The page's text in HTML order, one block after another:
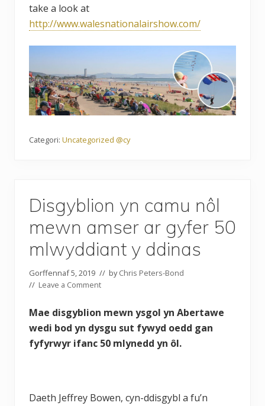
take a look at
http://www.walesnationalairshow.com/
Categori: Uncategorized @cy
Disgyblion yn camu nôl
mewn amser ar gyfer 50
mlwyddiant y ddinas
Gorffennaf 5, 2019 // byChris Peters-Bond
// Leave a Comment
Mae disgyblion mewn ysgol yn Abertawe
wedi bod yn dysgu sut fywyd oedd gan
fyfyrwyr ifanc 50 mlynedd yn ôl.
Daeth Jeffrey Bowen, cyn-ddisgybl a fu’n